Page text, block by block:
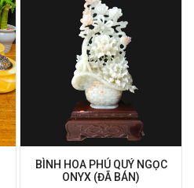
BÌNH HOA PHÚ QUÝ NGỌC
ONYX (ĐÃ BÁN)